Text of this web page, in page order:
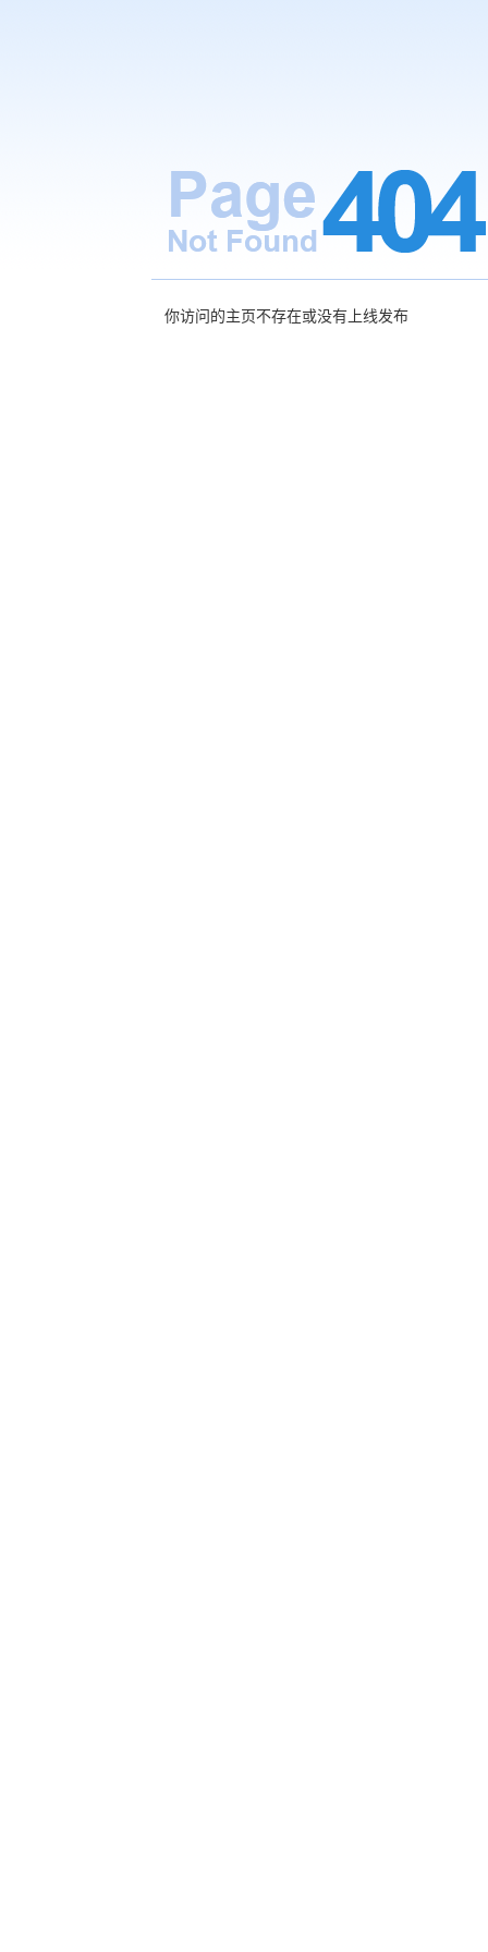
你访问的主页不存在或没有上线发布